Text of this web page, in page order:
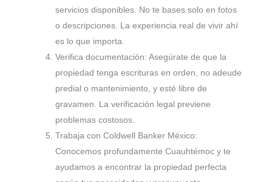
servicios disponibles. No te bases solo en fotos
o descripciones. La experiencia real de vivir ahí
es lo que importa.
Verifica documentación: Asegúrate de que la
propiedad tenga escrituras en orden, no adeude
predial o mantenimiento, y esté libre de
gravamen. La verificación legal previene
problemas costosos.
Trabaja con Coldwell Banker México:
Conocemos profundamente Cuauhtémoc y te
ayudamos a encontrar la propiedad perfecta